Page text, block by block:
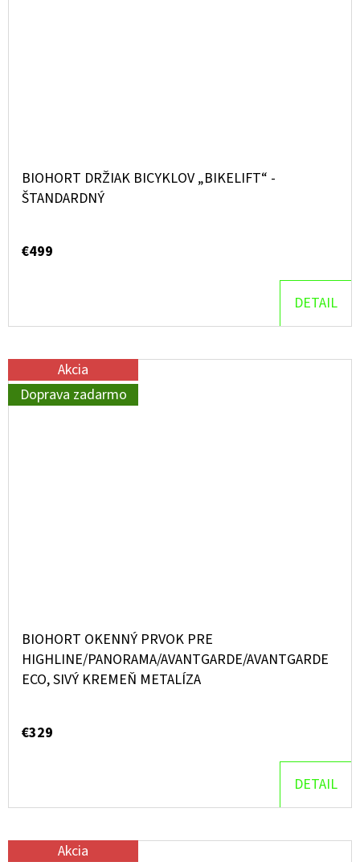
BIOHORT DRŽIAK BICYKLOV „BIKELIFT“ -
ŠTANDARDNÝ
€499
DETAIL
Akcia
Doprava zadarmo
BIOHORT OKENNÝ PRVOK PRE
HIGHLINE/PANORAMA/AVANTGARDE/AVANTGARDE
ECO, SIVÝ KREMEŇ METALÍZA
€329
DETAIL
Akcia